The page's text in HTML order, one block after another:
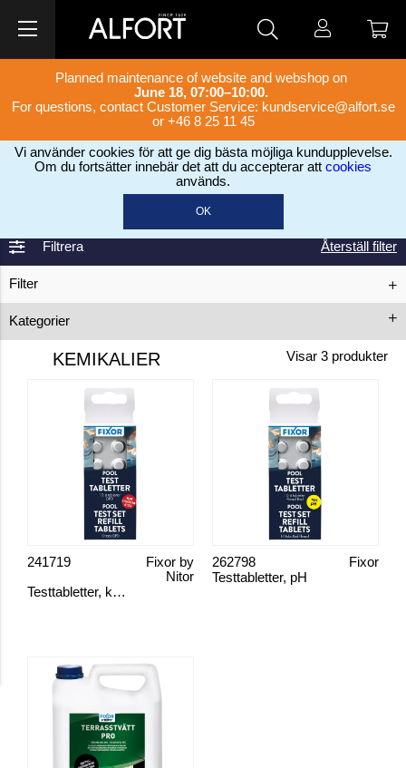
Planned maintenance of website and webshop on
June 18, 07:00–10:00.
For questions, contact Customer Service: kundservice@alfort.se
or +46 8 25 11 45
Vi använder cookies för att ge dig bästa möjliga kundupplevelse.
Om du fortsätter innebär det att du accepterar att cookies
används.
OK
Filtrera
Filter
Kategorier
behandlingar
Återställ filter
KEMIKALIER Visar 3 produkter
Testtabletter, klor dpd
Fixor by
Nitor
241719
Testtabletter, pH
Fixor
262798